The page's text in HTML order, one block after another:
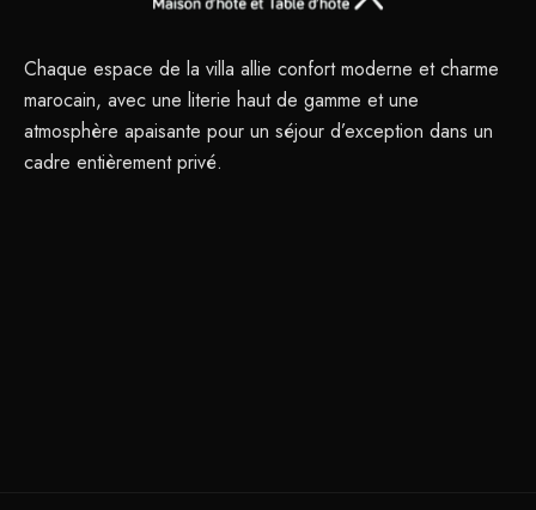
Chaque espace de la villa allie confort moderne et charme
marocain, avec une literie haut de gamme et une
atmosphère apaisante pour un séjour d’exception dans un
cadre entièrement privé.